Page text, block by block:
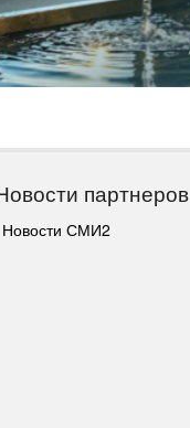
партнеров
Новости СМИ2